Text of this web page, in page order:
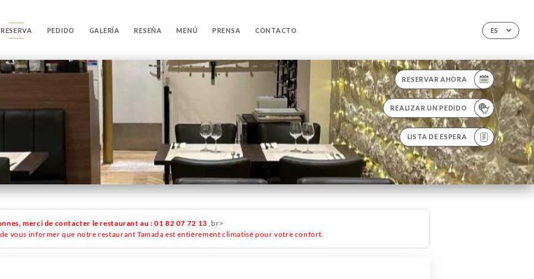
ES
RESERVA PEDIDO GALERÍA RESEÑA MENÚ PRENSA CONTACTO
RESERVAR AHORA
REALIZAR UN PEDIDO
LISTA DE ESPERA